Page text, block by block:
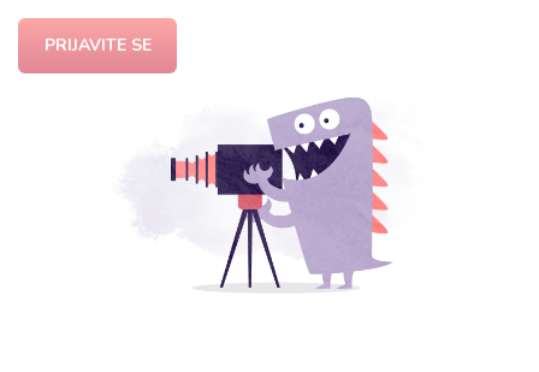
PRIJAVITE SE